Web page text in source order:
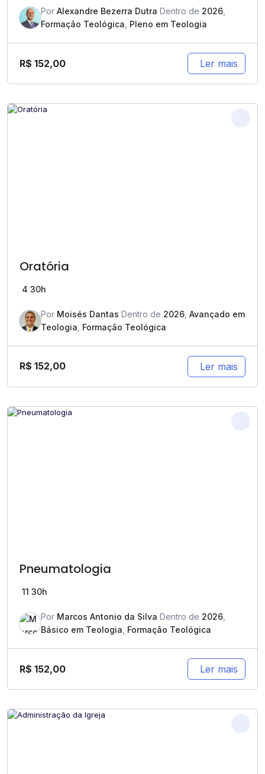
Por Alexandre Bezerra Dutra Dentro de 2026,
Formação Teológica, Pleno em Teologia
R$ 152,00 Ler mais
Oratória
4 30h
Por Moisés Dantas Dentro de 2026 Avançado em
Teologia Formação Teológica
R$ 152,00 Ler mais
Pneumatologia
11 30h
Por Marcos Antonio da Silva Dentro de 2026
Básico em Teologia Formação Teológica
R$ 152,00 Ler mais